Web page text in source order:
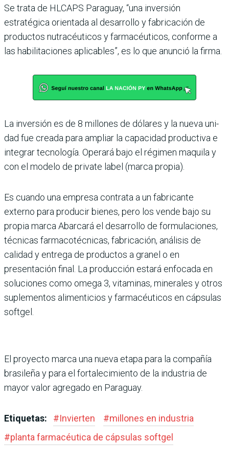
Se trata de HLCAPS Paraguay, “una inversión
estratégica orien­tada al desarrollo y fabricación de
productos nutracéuticos y farmacéuticos, conforme a
las habilitaciones aplicables”, es lo que anunció la firma.
La inversión es de 8 millo­nes de dólares y la nueva uni­
dad fue creada para ampliar la capacidad productiva e
integrar tecnología. Operará bajo el régimen maquila y
con el modelo de private label (marca propia).
Es cuando una empresa contrata a un fabri­cante
externo para producir bienes, pero los vende bajo su
propia marca Abarcará el desarrollo de formulaciones,
técnicas farmacotécnicas, fabricación, análisis de
calidad y entrega de productos a gra­nel o en
presentación final. La producción estará enfocada en
soluciones como omega 3, vitaminas, minerales y otros
suplementos alimenticios y farmacéuticos en cápsulas
softgel.
El proyecto marca una nueva etapa para la com­pañía
brasileña y para el for­talecimiento de la industria de
mayor valor agregado en Paraguay.
Etiquetas: #Invierten #millones en industria
#planta farmacéutica de cápsulas softgel